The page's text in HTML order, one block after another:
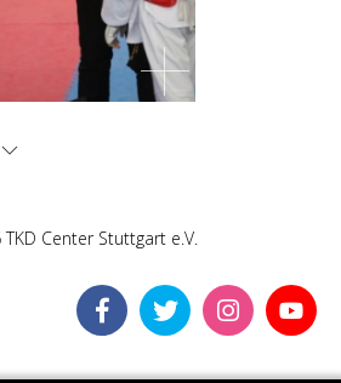
TKD Center Stuttgart e.V.